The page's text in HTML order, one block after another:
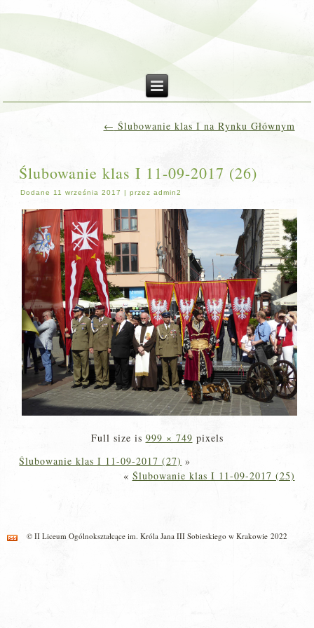
← Ślubowanie klas I na Rynku Głównym
Ślubowanie klas I 11-09-2017 (26)
Dodane 11 września 2017 |przez admin2
Full size is 999 × 749 pixels
Ślubowanie klas I 11-09-2017 (27) »
« Ślubowanie klas I 11-09-2017 (25)
© II Liceum Ogólnokształcące im. Króla Jana III Sobieskiego w Krakowie 2022